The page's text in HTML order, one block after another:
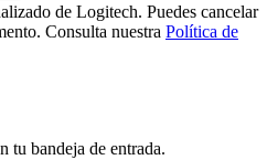
de Logitech. Puedes cancelar
Consulta nuestra Política de
tu bandeja de entrada.